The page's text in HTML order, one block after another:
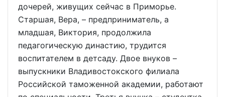
дочерей, живущих сейчас в Приморье.
Старшая, Вера, – предприниматель, а
младшая, Виктория, продолжила
педагогическую династию, трудится
воспитателем в детсаду. Двое внуков –
выпускники Владивостокского филиала
Российской таможенной академии, работают